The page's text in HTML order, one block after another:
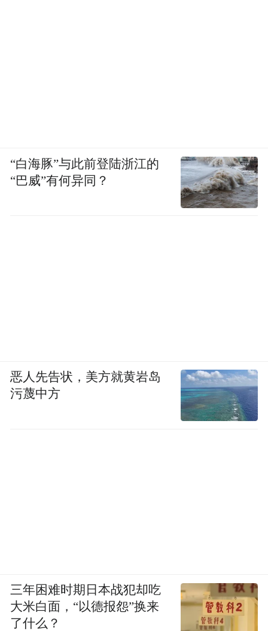
“白海豚”与此前登陆浙江的
“巴威”有何异同？
恶人先告状，美方就黄岩岛
污蔑中方
三年困难时期日本战犯却吃
大米白面，“以德报怨”换来
了什么？